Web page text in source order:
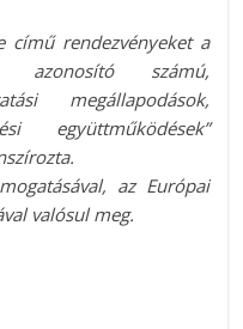
című rendezvényeket a
azonosító számú,
megállapodások,
együttműködések”
az Európai
valósul meg.